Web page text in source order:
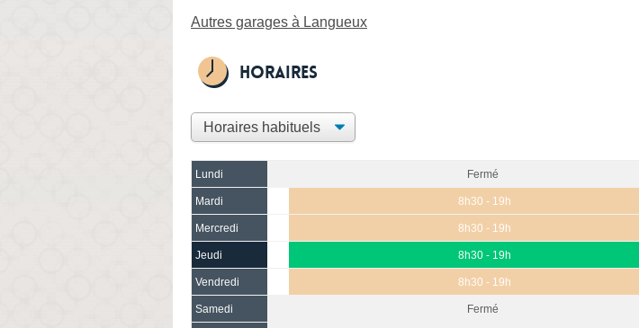
Autres garages à Langueux
Horaires
Lundi Fermé
Mardi 8h30 - 19h
Mercredi 8h30 - 19h
Jeudi 8h30 - 19h
Vendredi 8h30 - 19h
Samedi Fermé